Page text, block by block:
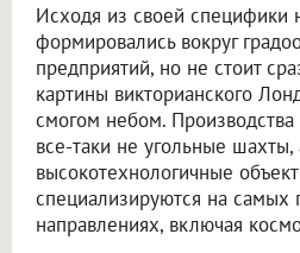
Исходя из своей специфики
формировались вокруг
предприятий, но не стоит
картины викторианского
смогом небом. Производства
все-таки не угольные
высокотехнологичные
специализируются на самых
направлениях, включая